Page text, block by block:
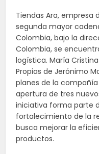
Tiendas Ara, empresa
segunda​ mayor
Colombia, bajo la
Colombia, se
logística. María
Propias de Jerónimo
planes de la
apertura de tres
iniciativa forma parte
fortalecimiento de la
busca mejorar la
productos.